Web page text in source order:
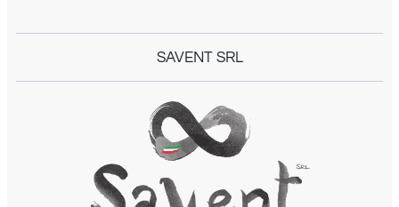
SAVENT SRL